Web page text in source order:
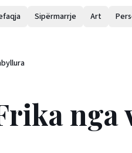
Sipërmarrje Art
nga